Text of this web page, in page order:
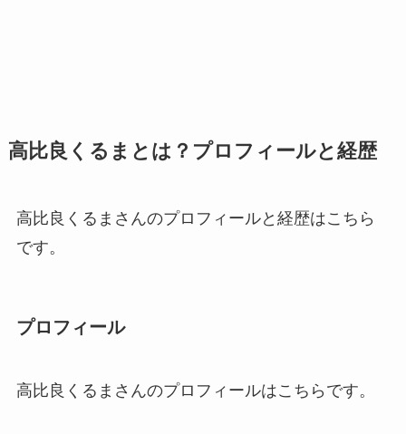
高比良くるまとは？プロフィールと経歴
高比良くるまさんのプロフィールと経歴はこちら
です。
プロフィール
高比良くるまさんのプロフィールはこちらです。